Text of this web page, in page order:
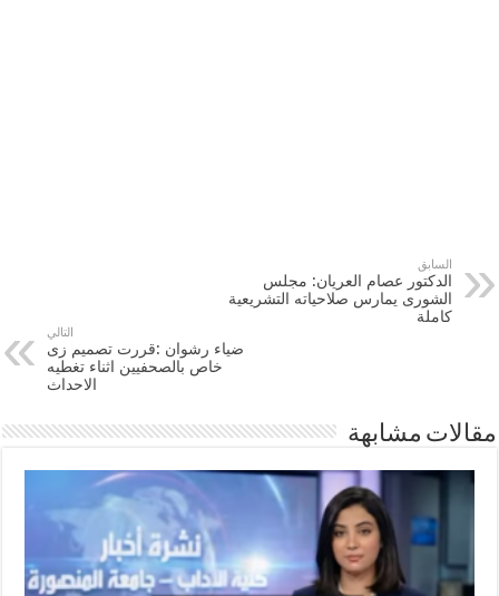
السابق
الدكتور عصام العريان: مجلس
الشورى يمارس صلاحياته التشريعية
كاملة
التالي
ضياء رشوان :قررت تصميم زى
خاص بالصحفيين اثناء تغطيه
الاحداث
مقالات مشابهة